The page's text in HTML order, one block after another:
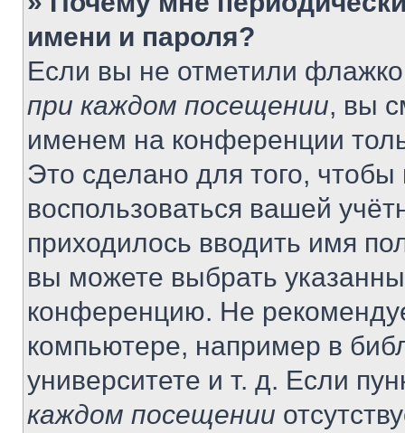
имени и пароля?
Если вы не отметили
при каждом посещении, вы
именем на конференции
Это сделано для того, чтобы
воспользоваться вашей
приходилось вводить имя
вы можете выбрать
конференцию. Не
компьютере, например в
университете и т. д. Если
каждом посещении